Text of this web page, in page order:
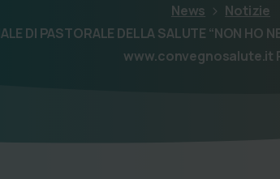
News
Notizie
DI PASTORALE DELLA SALUTE “NON HO
www.convegnosalute.it